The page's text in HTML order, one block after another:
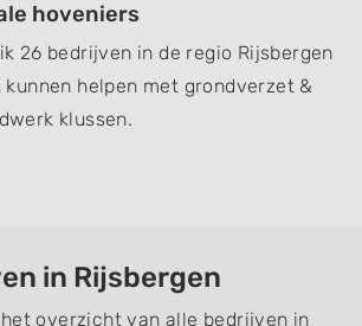
hoveniers
26 bedrijven in de regio Rijsbergen
kunnen helpen met grondverzet &
klussen.
in Rijsbergen
overzicht van alle bedrijven in